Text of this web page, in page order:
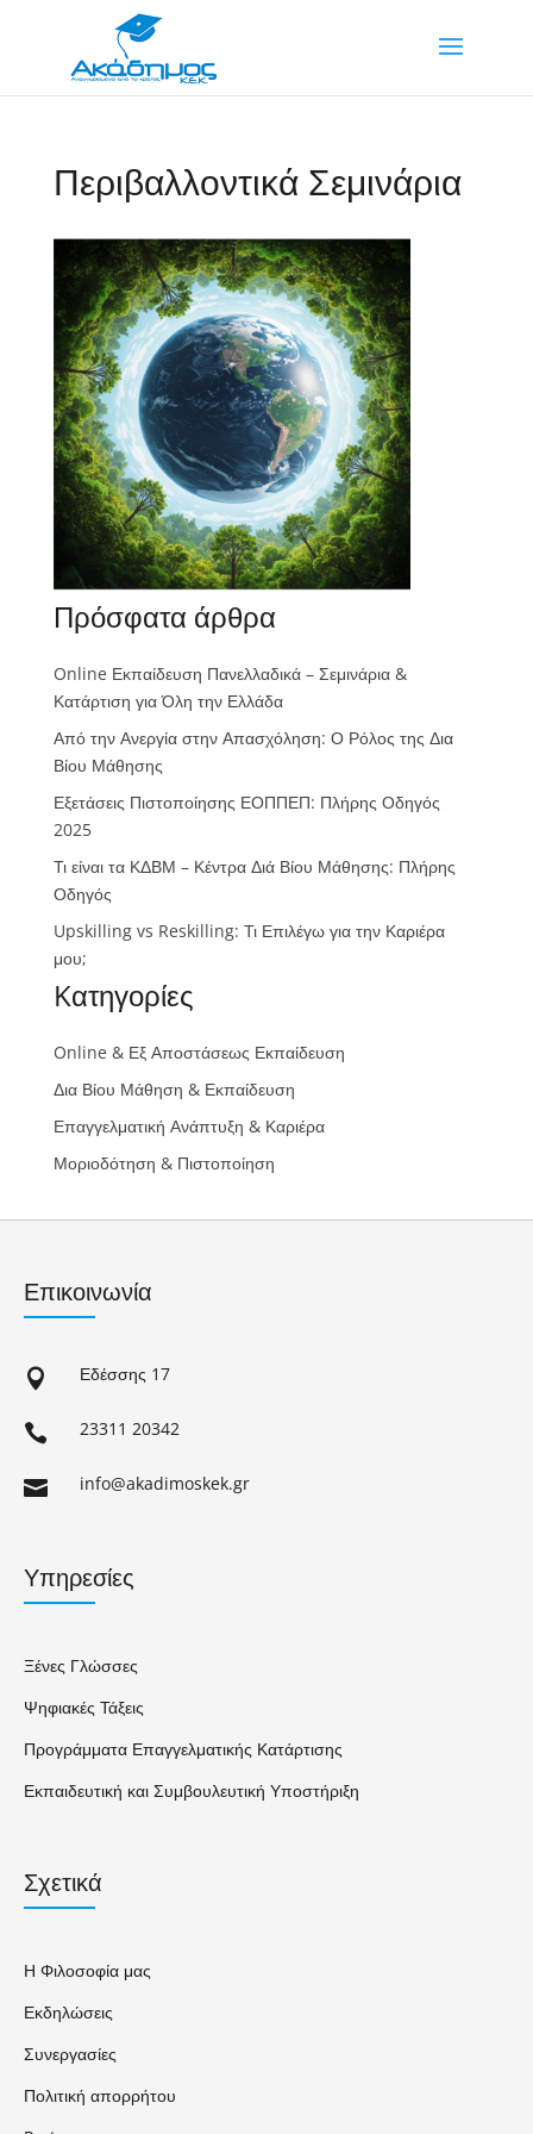
Περιβαλλοντικά Σεμινάρια
Πρόσφατα άρθρα
Online Εκπαίδευση Πανελλαδικά – Σεμινάρια &
Κατάρτιση για Όλη την Ελλάδα
Από την Ανεργία στην Απασχόληση: Ο Ρόλος της Δια
Βίου Μάθησης
Εξετάσεις Πιστοποίησης ΕΟΠΠΕΠ: Πλήρης Οδηγός
2025
Τι είναι τα ΚΔΒΜ – Κέντρα Διά Βίου Μάθησης: Πλήρης
Οδηγός
Upskilling vs Reskilling: Τι Επιλέγω για την Καριέρα
μου;
Kατηγορίες
Online & Εξ Αποστάσεως Εκπαίδευση
Δια Βίου Μάθηση & Εκπαίδευση
Επαγγελματική Ανάπτυξη & Καριέρα
Μοριοδότηση & Πιστοποίηση
Επικοινωνία
 Εδέσσης 17
 23311 20342
 info@akadimoskek.gr
Υπηρεσίες
Ξένες Γλώσσες
Ψηφιακές Τάξεις
Προγράμματα Επαγγελματικής Κατάρτισης
Εκπαιδευτική και Συμβουλευτική Υποστήριξη
Σχετικά
Η Φιλοσοφία μας
Εκδηλώσεις
Συνεργασίες
Πολιτική απορρήτου